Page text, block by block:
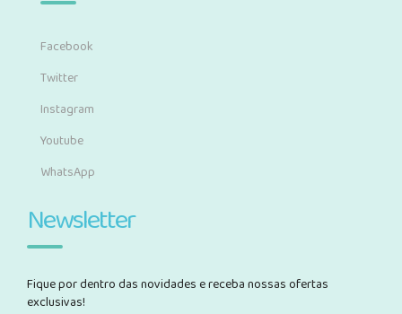
Facebook
Twitter
Instagram
Youtube
WhatsApp
Newsletter
Fique por dentro das novidades e receba nossas ofertas
exclusivas!